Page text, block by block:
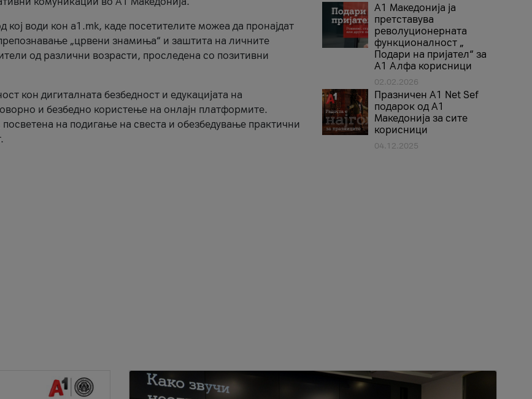
води кон a1.mk, каде посетителите можеа да пронајдат
„црвени знамиња“ и заштита на личните
од различни возрасти, проследена со позитивни
кон дигиталната безбедност и едукацијата на
и безбедно користење на онлајн платформите.
на подигање на свеста и обезбедување практични
А1 Македонија ја
претставува
револуционерната
функционалност „
Подари на пријател“ за
А1 Алфа корисници
02.02.2026
Празничен A1 Net Sеf
подарок од А1
Македонија за сите
корисници
04.12.2025